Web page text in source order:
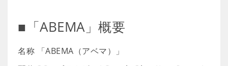
■「ABEMA」概要
名称 「ABEMA（アベマ）」